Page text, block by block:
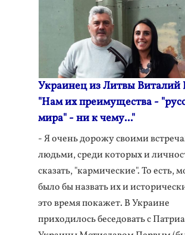
Украинец из Литвы Виталий
"Нам их преимущества -
мира" - ни к чему..."
- Я очень дорожу своими
людьми, среди которых и
сказать, "кармические". То есть,
было бы назвать их и
это время покажет. В Украине
приходилось беседовать с